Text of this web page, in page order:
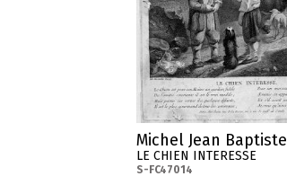
Michel Jean Baptiste
LE CHIEN INTERESSE
S-FC47014